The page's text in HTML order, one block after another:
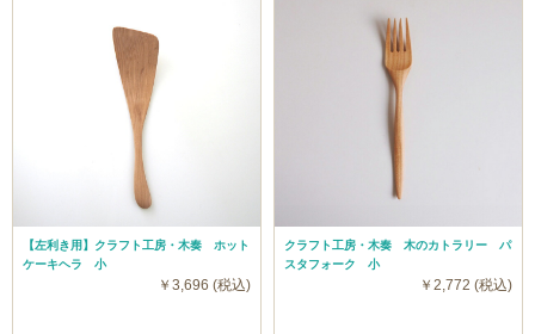
【左利き用】クラフト工房・木奏 ホット
ケーキヘラ 小
￥3,696 (税込)
クラフト工房・木奏 木のカトラリー パ
スタフォーク 小
￥2,772 (税込)